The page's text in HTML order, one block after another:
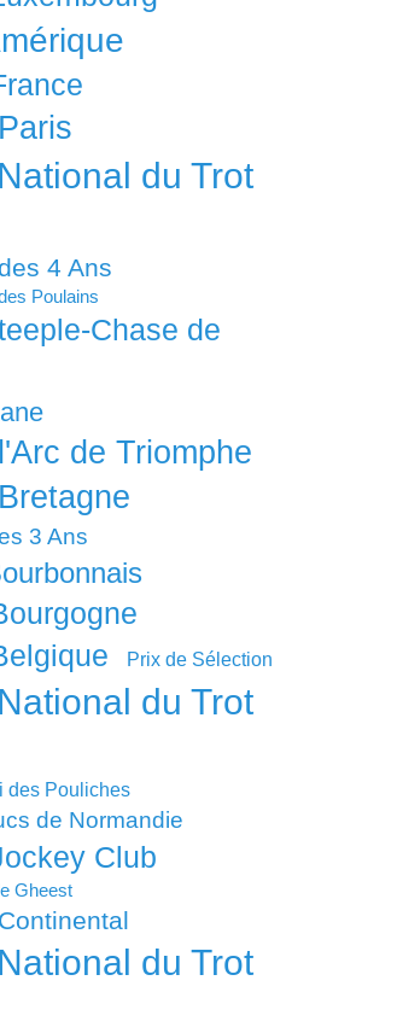
4 Ans
Poulains
l'Arc de Triomphe
Bretagne
3 Ans
Prix de Sélection
des Pouliches
de Normandie
Club
Gheest
Continental